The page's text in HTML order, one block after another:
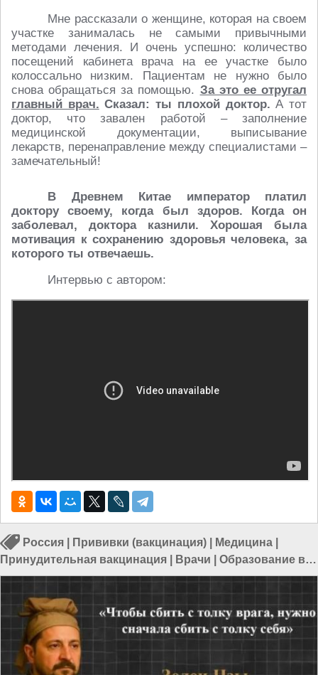
Мне рассказали о женщине, которая на своем
участке занималась не самыми привычными
методами лечения. И очень успешно: количество
посещений кабинета врача на ее участке было
колоссально низким. Пациентам не нужно было
снова обращаться за помощью. За это ее отругал
главный врач. Сказал: ты плохой доктор.А тот
доктор, что завален работой – заполнение
медицинской документации, выписывание
лекарств, перенаправление между специалистами –
замечательный!
В Древнем Китае император платил
доктору своему, когда был здоров. Когда он
заболевал, доктора казнили. Хорошая была
мотивация к сохранению здоровья человека, за
которого ты отвечаешь.
Интервью с автором:
Россия Прививки (вакцинация) Медицина
Принудительная вакцинация
Врачи
Образование в
России|Вакцина в России|Врачи в России